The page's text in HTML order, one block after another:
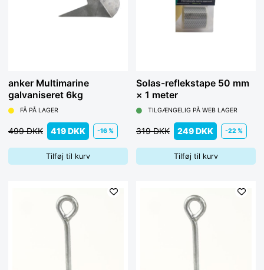
anker Multimarine
galvaniseret 6kg
FÅ PÅ LAGER
419 DKK
499 DKK -16 %
Tilføj til kurv
Solas-reflekstape 50 mm
× 1 meter
TILGÆNGELIG PÅ WEB LAGER
249 DKK
319 DKK -22 %
Tilføj til kurv